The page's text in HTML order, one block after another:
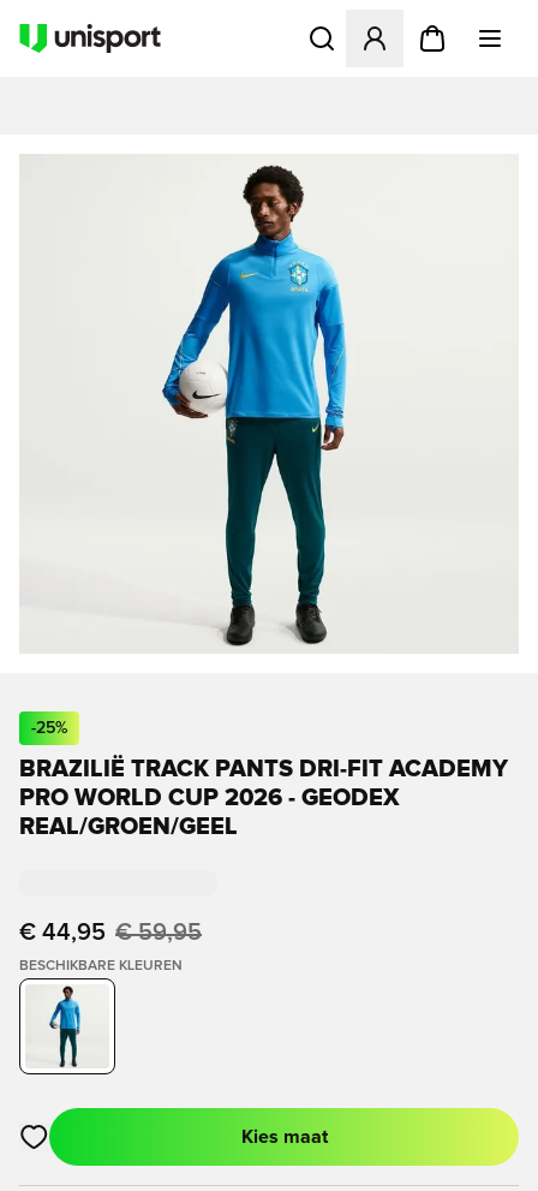
Opent een venster om in
-25%
BRAZILIË TRACK PANTS DRI-FIT ACADEMY
PRO WORLD CUP 2026 - GEODEX
REAL/GROEN/GEEL
€ 44,95 € 59,95
BESCHIKBARE KLEUREN
Opent een venster om in te loggen of je aan te melden als lid
Kies maat